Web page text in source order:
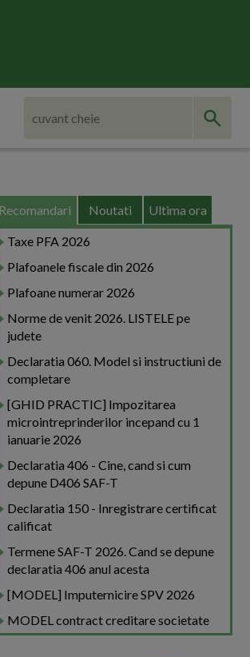
Recomandari Noutati Ultima ora
Taxe PFA 2026
Plafoanele fiscale din 2026
Plafoane numerar 2026
Norme de venit 2026. LISTELE pe
judete
Declaratia 060. Model si instructiuni de
completare
[GHID PRACTIC] Impozitarea
microintreprinderilor incepand cu 1
ianuarie 2026
Declaratia 406 - Cine, cand si cum
depune D406 SAF-T
Declaratia 150 - Inregistrare certificat
calificat
Termene SAF-T 2026. Cand se depune
declaratia 406 anul acesta
[MODEL] Imputernicire SPV 2026
MODEL contract creditare societate